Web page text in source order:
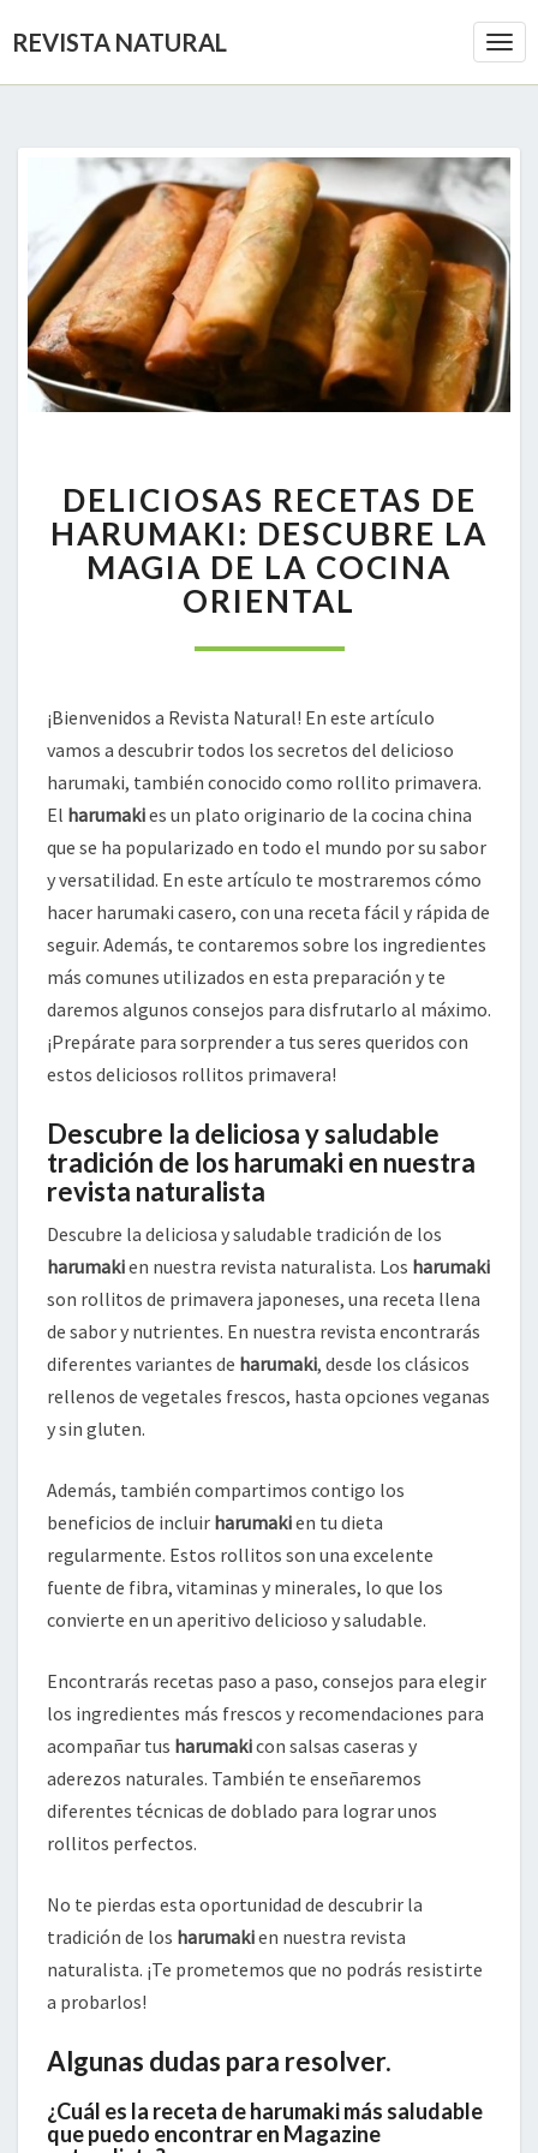
REVISTA NATURAL
RECETAS
DE
HARUMAKI:
DESCUBRE
LA
DE
COCINA
DELICIOSAS RECETAS DE
HARUMAKI: DESCUBRE LA
MAGIA DE LA COCINA
ORIENTAL
¡Bienvenidos a Revista Natural! En este artículo
vamos a descubrir todos los secretos del delicioso
harumaki, también conocido como rollito primavera.
El harumakies un plato originario de la cocina china
que se ha popularizado en todo el mundo por su sabor
y versatilidad. En este artículo te mostraremos cómo
hacer harumaki casero, con una receta fácil y rápida de
seguir. Además, te contaremos sobre los ingredientes
más comunes utilizados en esta preparación y te
daremos algunos consejos para disfrutarlo al máximo.
¡Prepárate para sorprender a tus seres queridos con
estos deliciosos rollitos primavera!
Descubre la deliciosa y saludable
tradición de los harumaki en nuestra
revista naturalista
Descubre la deliciosa y saludable tradición de los
harumakien nuestra revista naturalista. Los harumaki
son rollitos de primavera japoneses, una receta llena
de sabor y nutrientes. En nuestra revista encontrarás
diferentes variantes de harumaki, desde los clásicos
rellenos de vegetales frescos, hasta opciones veganas
y sin gluten.
Además, también compartimos contigo los
beneficios de incluir harumakien tu dieta
regularmente. Estos rollitos son una excelente
fuente de fibra, vitaminas y minerales, lo que los
convierte en un aperitivo delicioso y saludable.
Encontrarás recetas paso a paso, consejos para elegir
los ingredientes más frescos y recomendaciones para
acompañar tus harumakicon salsas caseras y
aderezos naturales. También te enseñaremos
diferentes técnicas de doblado para lograr unos
rollitos perfectos.
No te pierdas esta oportunidad de descubrir la
tradición de los harumakien nuestra revista
naturalista. ¡Te prometemos que no podrás resistirte
a probarlos!
Algunas dudas para resolver.
¿Cuál es la receta de harumaki más saludable
que puedo encontrar en Magazine